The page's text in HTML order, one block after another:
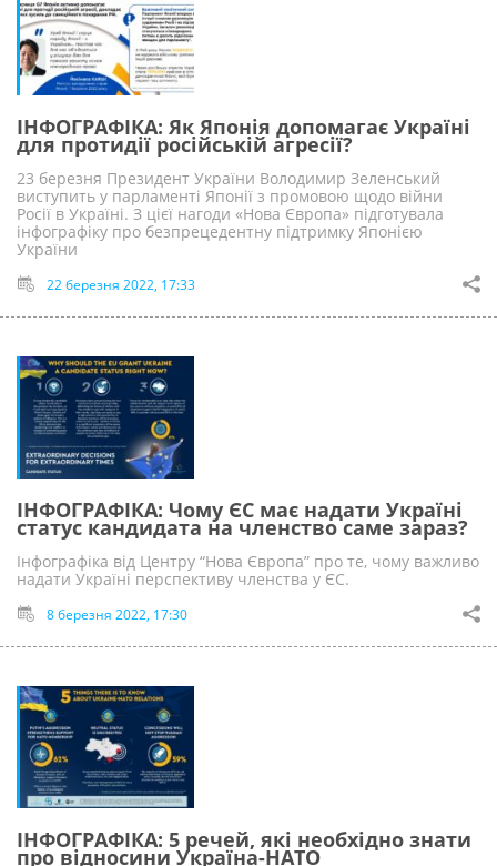
ІНФОГРАФІКА: Як Японія допомагає Україні
для протидії російській агресії?
23 березня Президент України Володимир Зеленський
виступить у парламенті Японії з промовою щодо війни
Росії в Україні. З цієї нагоди «Нова Європа» підготувала
інфографіку про безпрецедентну підтримку Японією
України
22 березня 2022, 17:33
ІНФОГРАФІКА: Чому ЄС має надати Україні
статус кандидата на членство саме зараз?
Інфографіка від Центру “Нова Європа” про те, чому важливо
надати Україні перспективу членства у ЄС.
8 березня 2022, 17:30
ІНФОГРАФІКА: 5 речей, які необхідно знати
про відносини Україна-НАТО